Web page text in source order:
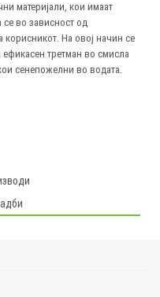
материјали, кои имаат
во зависност од
корисникот. На овој начин се
третман во смисла
сенепожелни во водата.